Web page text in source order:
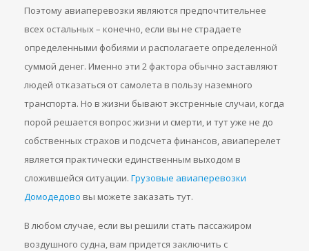
Поэтому авиаперевозки являются предпочтительнее
всех остальных – конечно, если вы не страдаете
определенными фобиями и располагаете определенной
суммой денег. Именно эти 2 фактора обычно заставляют
людей отказаться от самолета в пользу наземного
транспорта. Но в жизни бывают экстренные случаи, когда
порой решается вопрос жизни и смерти, и тут уже не до
собственных страхов и подсчета финансов, авиаперелет
является практически единственным выходом в
сложившейся ситуации. Грузовые авиаперевозки
Домодедово вы можете заказать тут.
В любом случае, если вы решили стать пассажиром
воздушного судна, вам придется заключить с